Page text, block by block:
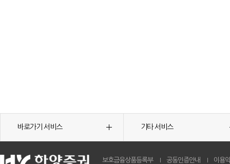
바로가기 서비스 기타 서비스
보호금융상품등록부 공동인증안내 이용